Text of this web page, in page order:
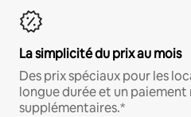
La simplicité du prix au mois
Des prix spéciaux pour les
longue durée et un paiement
supplémentaires.*